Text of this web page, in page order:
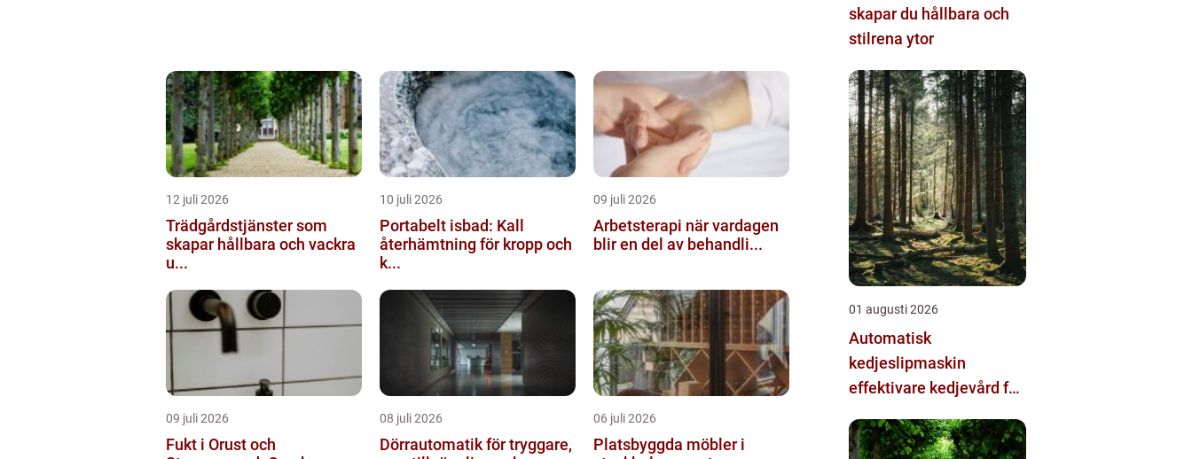
12 juli 2026
Trädgårdstjänster som
skapar hållbara och vackra
u...
10 juli 2026
Portabelt isbad: Kall
återhämtning för kropp och
k...
09 juli 2026
Arbetsterapi när vardagen
blir en del av behandli...
09 juli 2026
Fukt i Orust och
08 juli 2026
Dörrautomatik för tryggare,
06 juli 2026
Platsbyggda möbler i
skapar du hållbara och
stilrena ytor
01 augusti 2026
Automatisk
kedjeslipmaskin
effektivare kedjevård för